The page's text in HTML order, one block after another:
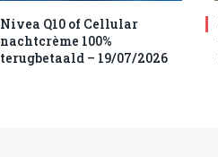
Nivea Q10 of Cellular
nachtcrème 100%
terugbetaald – 19/07/2026